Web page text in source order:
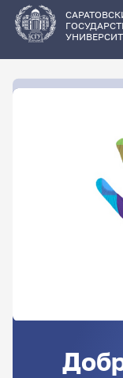
основному
содержанию